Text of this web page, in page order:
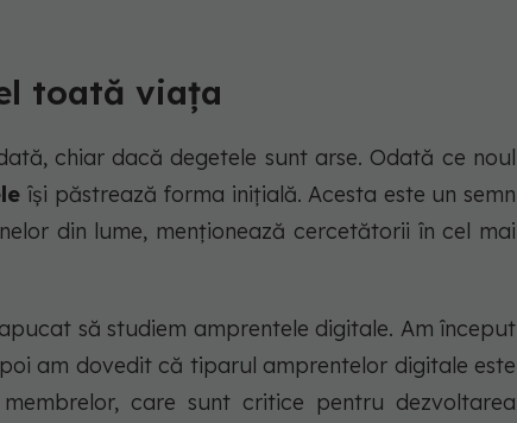
toată viața
chiar dacă degetele sunt arse. Odată ce noul
își păstrează forma inițială. Acesta este un semn
din lume, menționează cercetătorii în cel mai
să studiem amprentele digitale. Am început
am dovedit că tiparul amprentelor digitale este
care sunt critice pentru dezvoltarea